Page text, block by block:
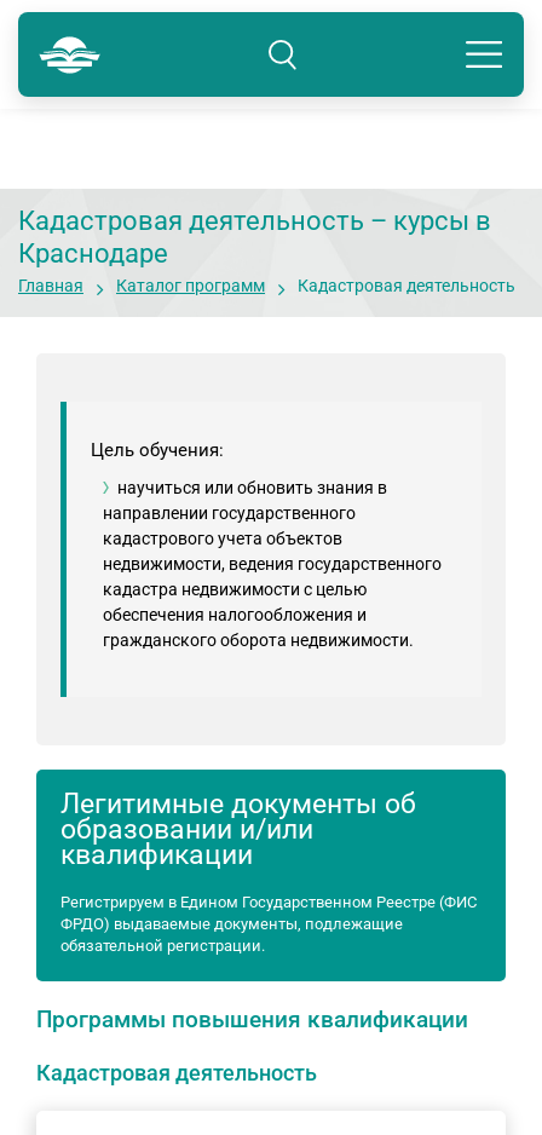
Краснодар
Подразделение: Краснодар
8 800 234-80-99
Кадастровая деятельность – курсы в
Краснодаре
Главная Каталог программ Кадастровая деятельность
Цель обучения:
научиться или обновить знания в
направлении государственного
кадастрового учета объектов
недвижимости, ведения государственного
кадастра недвижимости с целью
обеспечения налогообложения и
гражданского оборота недвижимости.
Легитимные документы об
образовании и/или
квалификации
Регистрируем в Едином Государственном Реестре (ФИС
ФРДО) выдаваемые документы, подлежащие
обязательной регистрации.
Программы повышения квалификации
Кадастровая деятельность